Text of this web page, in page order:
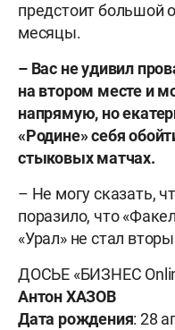
предстоит большой
месяцы.
– Вас не удивил
на втором месте и
напрямую, но
«Родине» себя
стыковых матчах.
– Не могу сказать,
поразило, что
«Урал» не стал
ДОСЬЕ «БИЗНЕС
Антон ХАЗОВ
Дата рождения: 28